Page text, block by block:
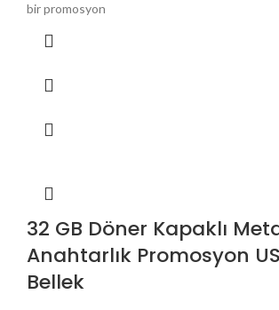
bir promosyon
32 GB Döner Kapaklı
Anahtarlık Promosyon
Bellek